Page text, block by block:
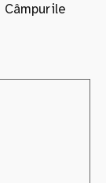
Câmpurile